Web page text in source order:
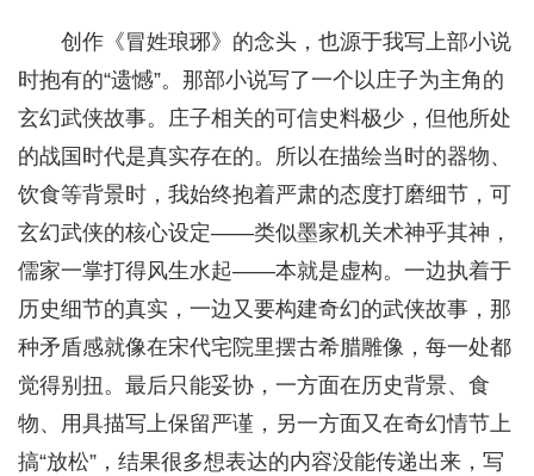
创作《冒姓琅琊》的念头，也源于我写上部小说
时抱有的“遗憾”。那部小说写了一个以庄子为主角的
玄幻武侠故事。庄子相关的可信史料极少，但他所处
的战国时代是真实存在的。所以在描绘当时的器物、
饮食等背景时，我始终抱着严肃的态度打磨细节，可
玄幻武侠的核心设定——类似墨家机关术神乎其神，
儒家一掌打得风生水起——本就是虚构。一边执着于
历史细节的真实，一边又要构建奇幻的武侠故事，那
种矛盾感就像在宋代宅院里摆古希腊雕像，每一处都
觉得别扭。最后只能妥协，一方面在历史背景、食
物、用具描写上保留严谨，另一方面又在奇幻情节上
搞“放松”，结果很多想表达的内容没能传递出来，写